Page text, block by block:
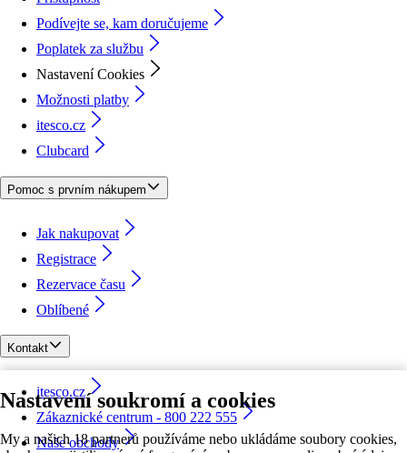
Nastavení soukromí a cookies
My a našich 18 partnerů používáme nebo ukládáme soubory cookies,
Podívejte se, kam doručujeme
Poplatek za službu
Nastavení Cookies
Možnosti platby
itesco.cz
Clubcard
Pomoc s prvním nákupem
Jak nakupovat
Registrace
Rezervace času
Oblíbené
Kontakt
itesco.cz
Zákaznické centrum - 800 222 555
Naše obchody